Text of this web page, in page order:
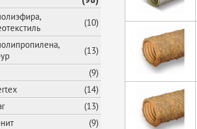
(10)
(13)
(9)
(14)
(13)
(9)